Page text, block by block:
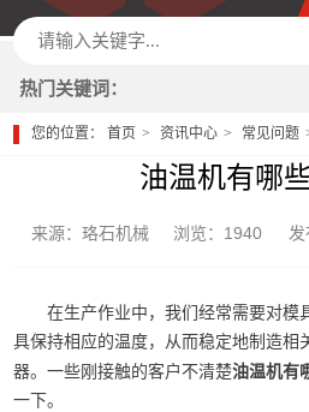
热门关键词：
您的位置：首页 资讯中心 常见问题
油温机有哪
来源：珞石机械 浏览：1940
在生产作业中，我们经常需要对模
具保持相应的温度，从而稳定地制造相
器。一些刚接触的客户不清楚油温机有
一下。